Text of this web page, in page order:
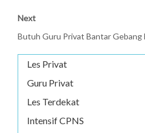
Next
Butuh Guru Privat Bantar Gebang
Les Privat
Guru Privat
Les Terdekat
Intensif CPNS